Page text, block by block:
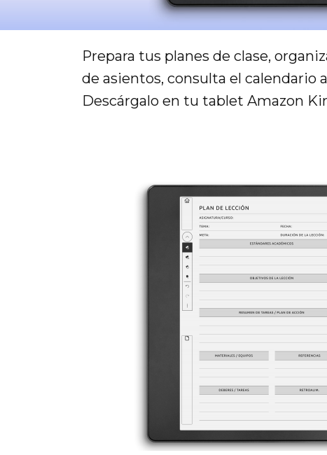
Prepara tus planes de clase,
de asientos, consulta el calendario
Descárgalo en tu tablet Amazon